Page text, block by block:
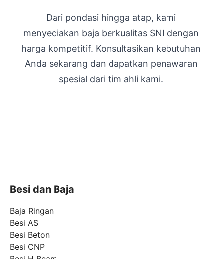
Dari pondasi hingga atap, kami
menyediakan baja berkualitas SNI dengan
harga kompetitif. Konsultasikan kebutuhan
Anda sekarang dan dapatkan penawaran
spesial dari tim ahli kami.
Besi dan Baja
Baja Ringan
Besi AS
Besi Beton
Besi CNP